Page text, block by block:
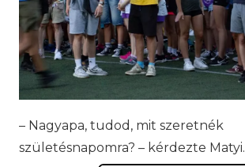
– Nagyapa, tudod, mit szeretnék
születésnapomra? – kérdezte Matyi.